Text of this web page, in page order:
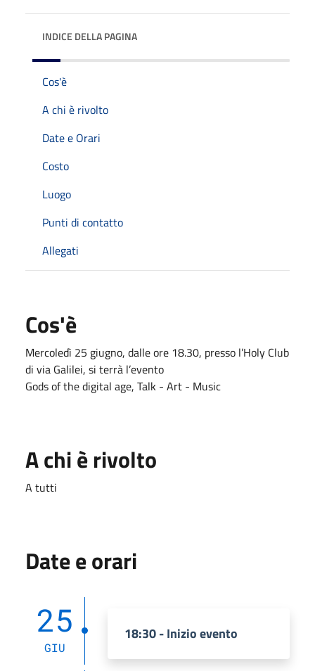
INDICE DELLA PAGINA
Cos'è
A chi è rivolto
Date e Orari
Costo
Luogo
Punti di contatto
Allegati
Cos'è
Mercoledì 25 giugno, dalle ore 18.30, presso l’Holy Club
di via Galilei, si terrà l’evento
Gods of the digital age, Talk - Art - Music
A chi è rivolto
A tutti
Date e orari
25
GIU
18:30 - Inizio evento